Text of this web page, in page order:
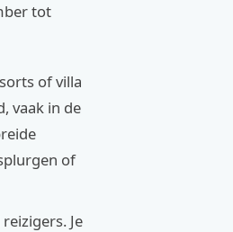
tot
of villa
vaak in de
of
Je